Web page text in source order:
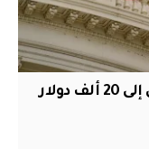
أميركا تقر سندات تأشيرات تصل إلى 20 ألف دولار